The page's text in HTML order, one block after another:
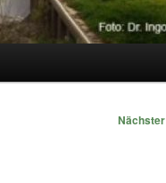
Nächster